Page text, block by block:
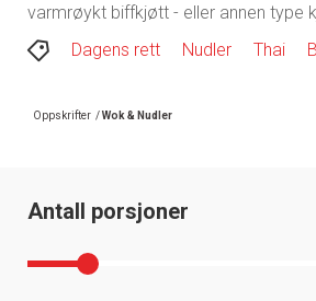
varmrøykt biffkjøtt - eller annen type
Dagens rett
Nudler Thai
Oppskrifter /Wok & Nudler
Antall porsjoner